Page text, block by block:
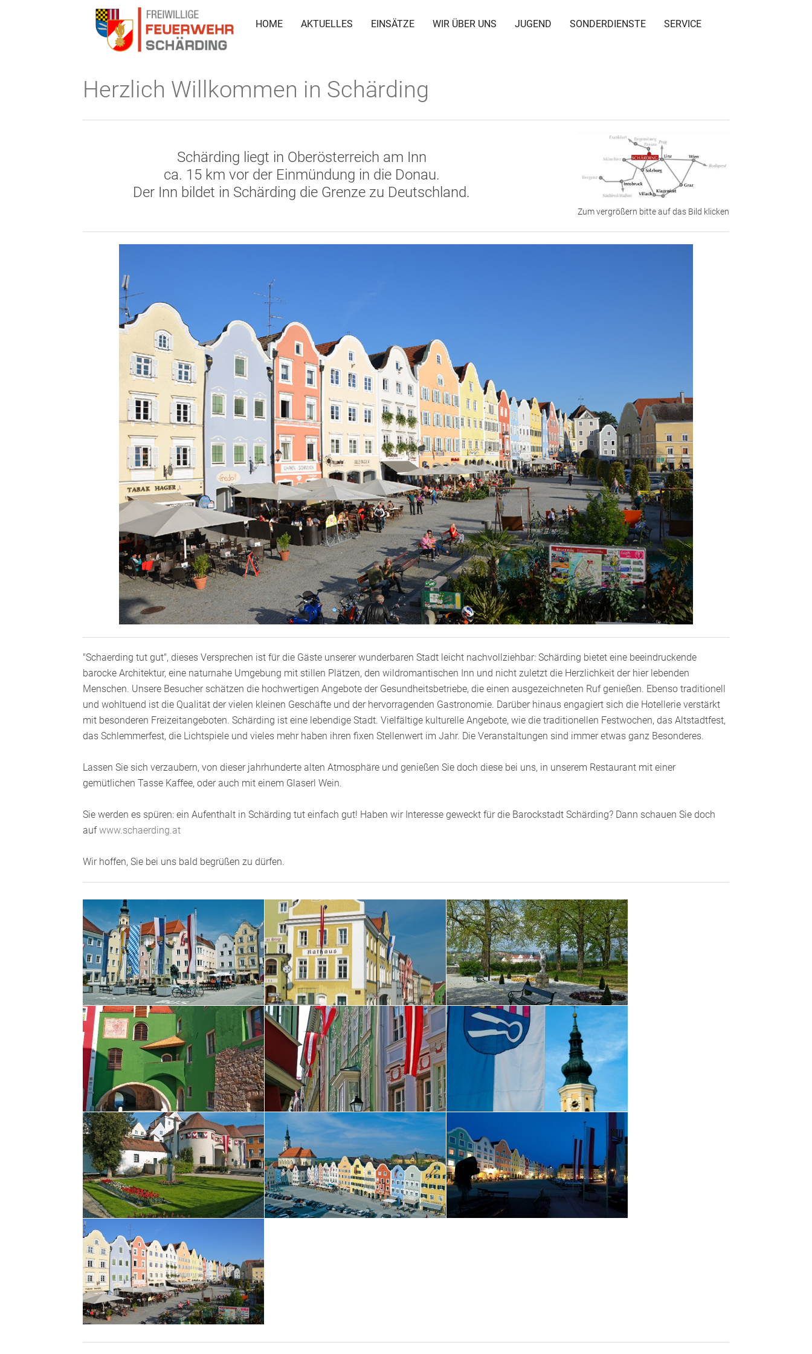
HOME AKTUELLES EINSÄTZE WIR ÜBER UNS JUGEND SONDERDIENSTE SERVICE
Herzlich Willkommen in Schärding
Schärding liegt in Oberösterreich am Inn
ca. 15 km vor der Einmündung in die Donau.
Der Inn bildet in Schärding die Grenze zu Deutschland.
Zum vergrößern bitte auf das Bild klicken
"Schaerding tut gut", dieses Versprechen ist für die Gäste unserer wunderbaren Stadt leicht nachvollziehbar: Schärding bietet eine beeindruckende
barocke Architektur, eine naturnahe Umgebung mit stillen Plätzen, den wildromantischen Inn und nicht zuletzt die Herzlichkeit der hier lebenden
Menschen. Unsere Besucher schätzen die hochwertigen Angebote der Gesundheitsbetriebe, die einen ausgezeichneten Ruf genießen. Ebenso traditionell
und wohltuend ist die Qualität der vielen kleinen Geschäfte und der hervorragenden Gastronomie. Darüber hinaus engagiert sich die Hotellerie verstärkt
mit besonderen Freizeitangeboten. Schärding ist eine lebendige Stadt. Vielfältige kulturelle Angebote, wie die traditionellen Festwochen, das Altstadtfest,
das Schlemmerfest, die Lichtspiele und vieles mehr haben ihren fixen Stellenwert im Jahr. Die Veranstaltungen sind immer etwas ganz Besonderes.
Lassen Sie sich verzaubern, von dieser jahrhunderte alten Atmosphäre und genießen Sie doch diese bei uns, in unserem Restaurant mit einer
gemütlichen Tasse Kaffee, oder auch mit einem Glaserl Wein.
Sie werden es spüren: ein Aufenthalt in Schärding tut einfach gut! Haben wir Interesse geweckt für die Barockstadt Schärding? Dann schauen Sie doch
aufwww.schaerding.at
Wir hoffen, Sie bei uns bald begrüßen zu dürfen.